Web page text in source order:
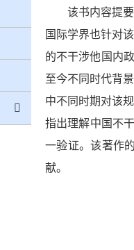
该书内容提
国际学界也针对
的不干涉他国内
至今不同时代背
中不同时期对该
指出理解中国不
一验证。该著作
献。